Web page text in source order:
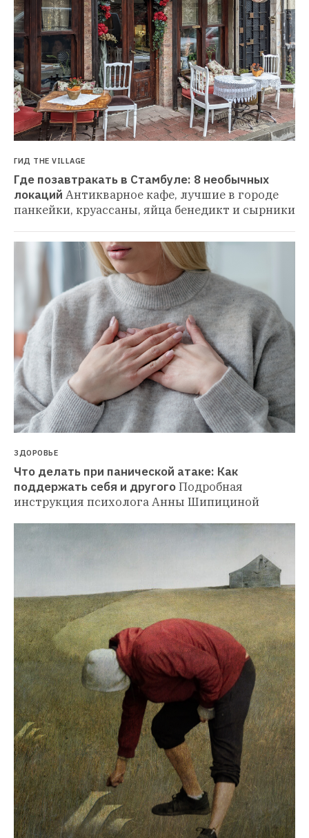
ГИД THE VILLAGE
Где позавтракать в Стамбуле: 8 необычных
локаций Антикварное кафе, лучшие в городе
панкейки, круассаны, яйца бенедикт и сырники
ЗДОРОВЬЕ
Что делать при панической атаке: Как
поддержать себя и другогоПодробная
инструкция психолога Анны Шипициной